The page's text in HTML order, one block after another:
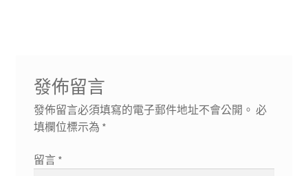
發佈留言
發佈留言必須填寫的電子郵件地址不會公開。 必
填欄位標示為 *
留言 *